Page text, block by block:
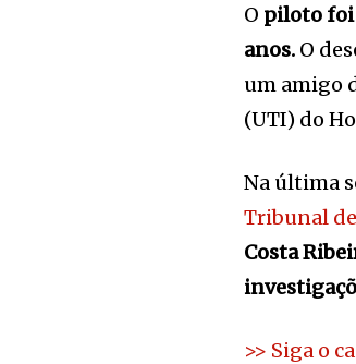
O piloto foi
anos. O
um amigo
(UTI) do
Na última
Tribunal
Costa
>> Siga o